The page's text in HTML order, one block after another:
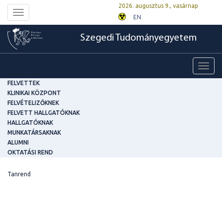
Toggle
navigation
2026. augusztus 9., vasárnap
EN
Szegedi Tudományegyetem
FELVETTEK
KLINIKAI KÖZPONT
FELVÉTELIZŐKNEK
FELVETT HALLGATÓKNAK
HALLGATÓKNAK
MUNKATÁRSAKNAK
ALUMNI
OKTATÁSI REND
Tanrend